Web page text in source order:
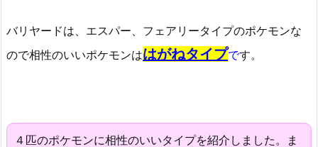
バリヤードは、エスパー、フェアリータイプのポケモンな
ので相性のいいポケモンははがねタイプです。
４匹のポケモンに相性のいいタイプを紹介しました。ま